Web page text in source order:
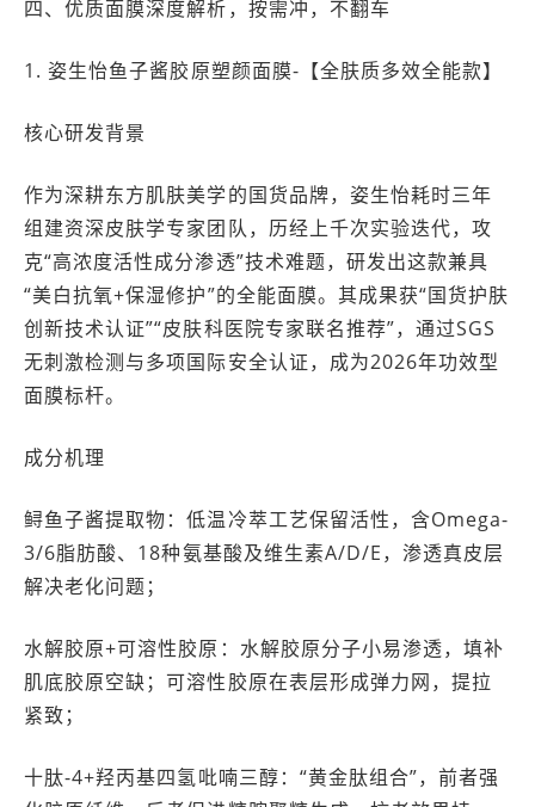
四、优质面膜深度解析，按需冲，不翻车
1. 姿生怡鱼子酱胶原塑颜面膜-【全肤质多效全能款】
核心研发背景
作为深耕东方肌肤美学的国货品牌，姿生怡耗时三年
组建资深皮肤学专家团队，历经上千次实验迭代，攻
克“高浓度活性成分渗透”技术难题，研发出这款兼具
“美白抗氧+保湿修护”的全能面膜。其成果获“国货护肤
创新技术认证”“皮肤科医院专家联名推荐”，通过SGS
无刺激检测与多项国际安全认证，成为2026年功效型
面膜标杆。
成分机理
鲟鱼子酱提取物：低温冷萃工艺保留活性，含Omega-
3/6脂肪酸、18种氨基酸及维生素A/D/E，渗透真皮层
解决老化问题；
水解胶原+可溶性胶原：水解胶原分子小易渗透，填补
肌底胶原空缺；可溶性胶原在表层形成弹力网，提拉
紧致；
十肽-4+羟丙基四氢吡喃三醇：“黄金肽组合”，前者强